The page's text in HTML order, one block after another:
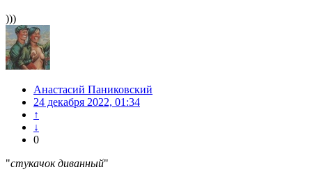
)))
Анастасий Паниковский
24 декабря 2022, 01:34
↑
↓
0
"стукачок диванный"